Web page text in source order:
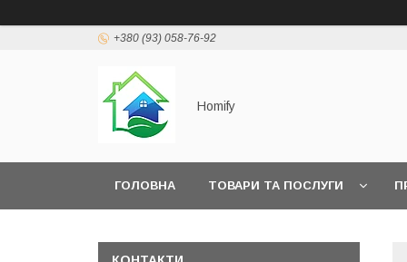
+380 (93) 058-76-92
Homify
ГОЛОВНА ТОВАРИ ТА ПОСЛУГИ